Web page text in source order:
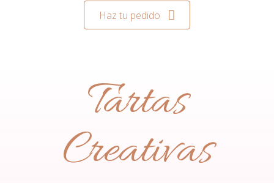
Haz tu pedido
Tartas
Creativas